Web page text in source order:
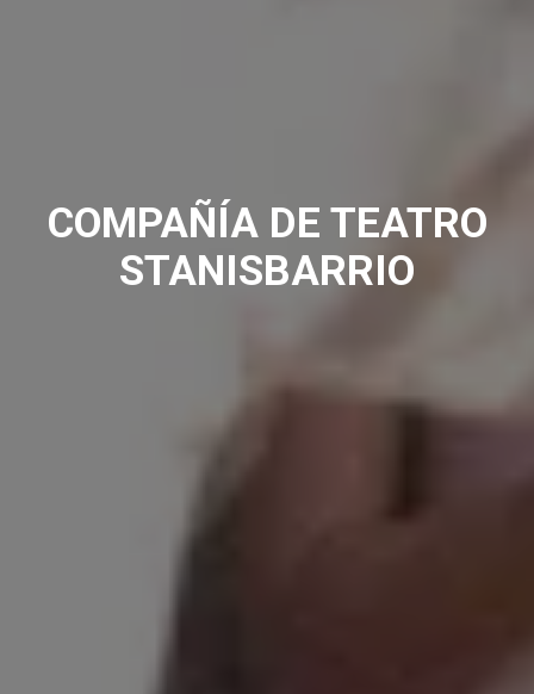
COMPAÑÍA DE TEATRO
STANISBARRIO